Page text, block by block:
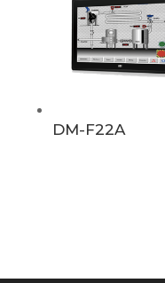
DM-F22A